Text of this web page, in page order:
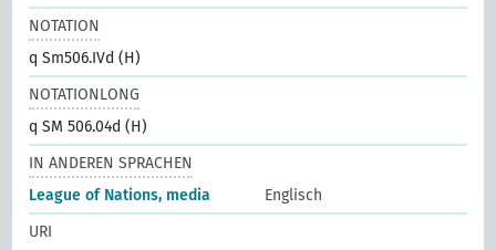
NOTATION
q Sm506.IVd (H)
NOTATIONLONG
q SM 506.04d (H)
IN ANDEREN SPRACHEN
League of Nations, media
Englisch
URI